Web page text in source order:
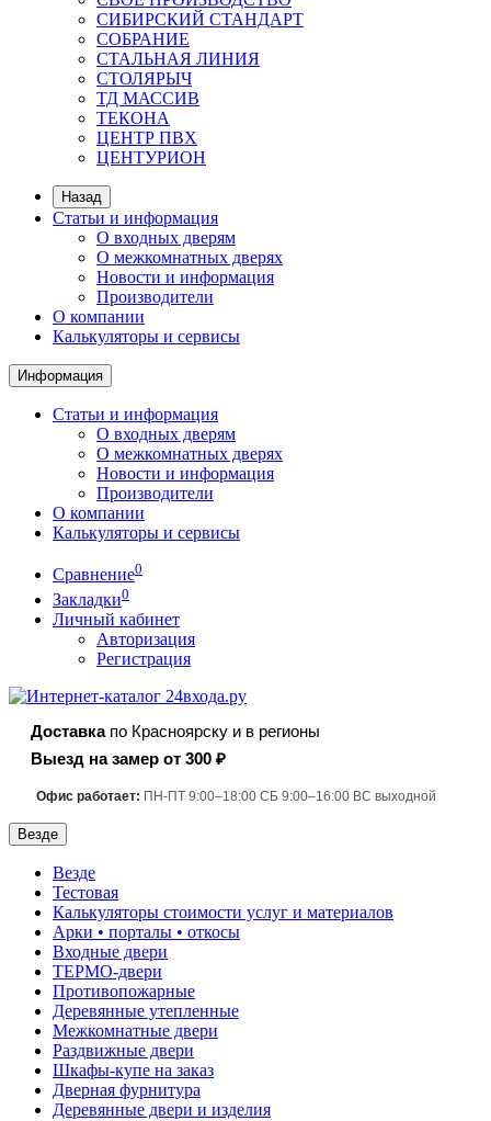
СИБИРСКИЙ СТАНДАРТ
СОБРАНИЕ
СТАЛЬНАЯ ЛИНИЯ
СТОЛЯРЫЧ
ТД МАССИВ
ТЕКОНА
ЦЕНТР ПВХ
ЦЕНТУРИОН
Назад
Статьи и информация
О входных дверям
О межкомнатных дверях
Новости и информация
Производители
О компании
Калькуляторы и сервисы
Информация
Статьи и информация
О входных дверям
О межкомнатных дверях
Новости и информация
Производители
О компании
Калькуляторы и сервисы
Сравнение0
Закладки0
Личный кабинет
Авторизация
Регистрация
Доставкапо Красноярску и в регионы
Выезд на замер от 300 ₽
Офис работает: ПН-ПТ 9:00–18:00 СБ 9:00–16:00 ВС выходной
Везде
Везде
Тестовая
Калькуляторы стоимости услуг и материалов
Арки • порталы • откосы
Входные двери
ТЕРМО-двери
Противопожарные
Деревянные утепленные
Межкомнатные двери
Раздвижные двери
Шкафы-купе на заказ
Дверная фурнитура
Деревянные двери и изделия